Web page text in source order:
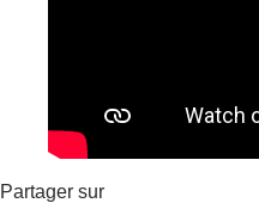
Partager sur